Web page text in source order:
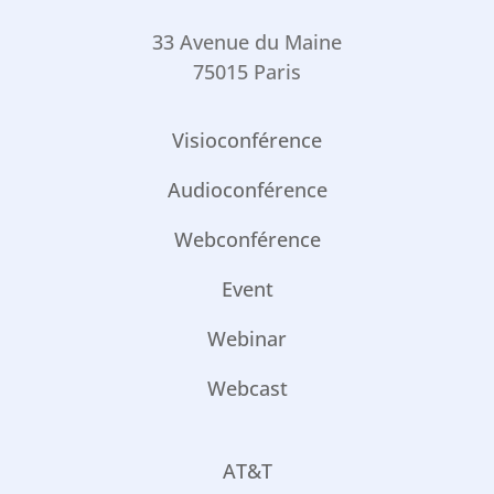
33 Avenue du Maine
75015 Paris
Visioconférence
Audioconférence
Webconférence
Event
Webinar
Webcast
AT&T